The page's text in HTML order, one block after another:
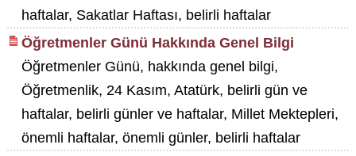
haftalar, Sakatlar Haftası, belirli haftalar
Öğretmenler Günü Hakkında Genel Bilgi
Öğretmenler Günü, hakkında genel bilgi,
Öğretmenlik, 24 Kasım, Atatürk, belirli gün ve
haftalar, belirli günler ve haftalar, Millet Mektepleri,
önemli haftalar, önemli günler, belirli haftalar